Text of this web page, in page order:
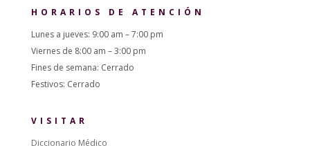
HORARIOS DE ATENCIÓN
Lunes a jueves: 9:00 am – 7:00 pm
Viernes de 8:00 am – 3:00 pm
Fines de semana: Cerrado
Festivos: Cerrado
VISITAR
Diccionario Médico